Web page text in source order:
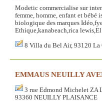
Modetic commercialise sur
femme, homme, enfant et bébé
biologique des marques
Ethique,kanabeach,rica
8 Villa du Bel Air, 93120 La
EMMAUS NEUILLY
3 rue Edmond Michelet ZA
93360 NEUILLY PLAISANCE